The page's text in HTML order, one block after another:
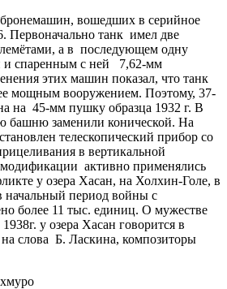
вошедших в серийное
Первоначально танк имел две
а в последующем одну
спаренным с ней 7,62-мм
этих машин показал, что танк
мощным вооружением. Поэтому, 37-
на 45-мм пушку образца 1932 г. В
башню заменили конической. На
телескопический прибор со
в вертикальной
активно применялись
у озера Хасан, на Холхин-Голе, в
период войны с
более 11 тыс. единиц. О мужестве
у озера Хасан говорится в
слова Б. Ласкина, композиторы